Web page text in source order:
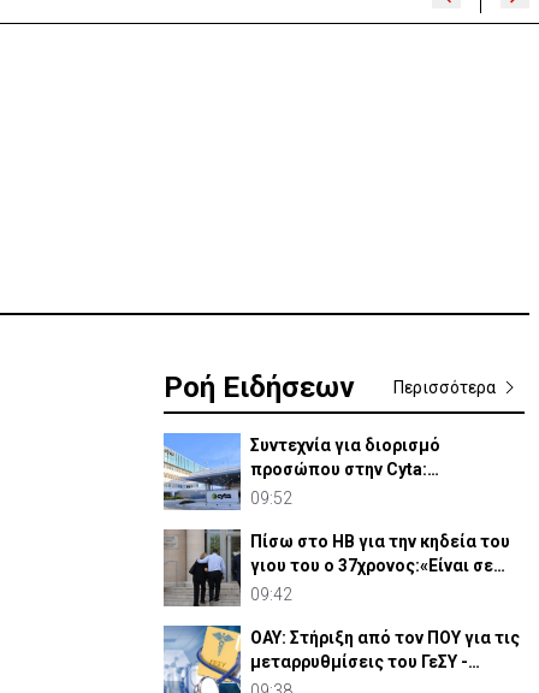
Ροή Ειδήσεων Περισσότερα
Συντεχνία για διορισμό
προσώπου στην Cyta:
«Περίπτωση σύγκρουσης
09:52
Πίσω στο ΗΒ για την κηδεία του
γιου του ο 37χρονος:«Είναι σε
άσχημη κατάσταση»
09:42
ΟΑΥ: Στήριξη από τον ΠΟΥ για τις
μεταρρυθμίσεις του ΓεΣΥ -
Θετική η αποτίμηση